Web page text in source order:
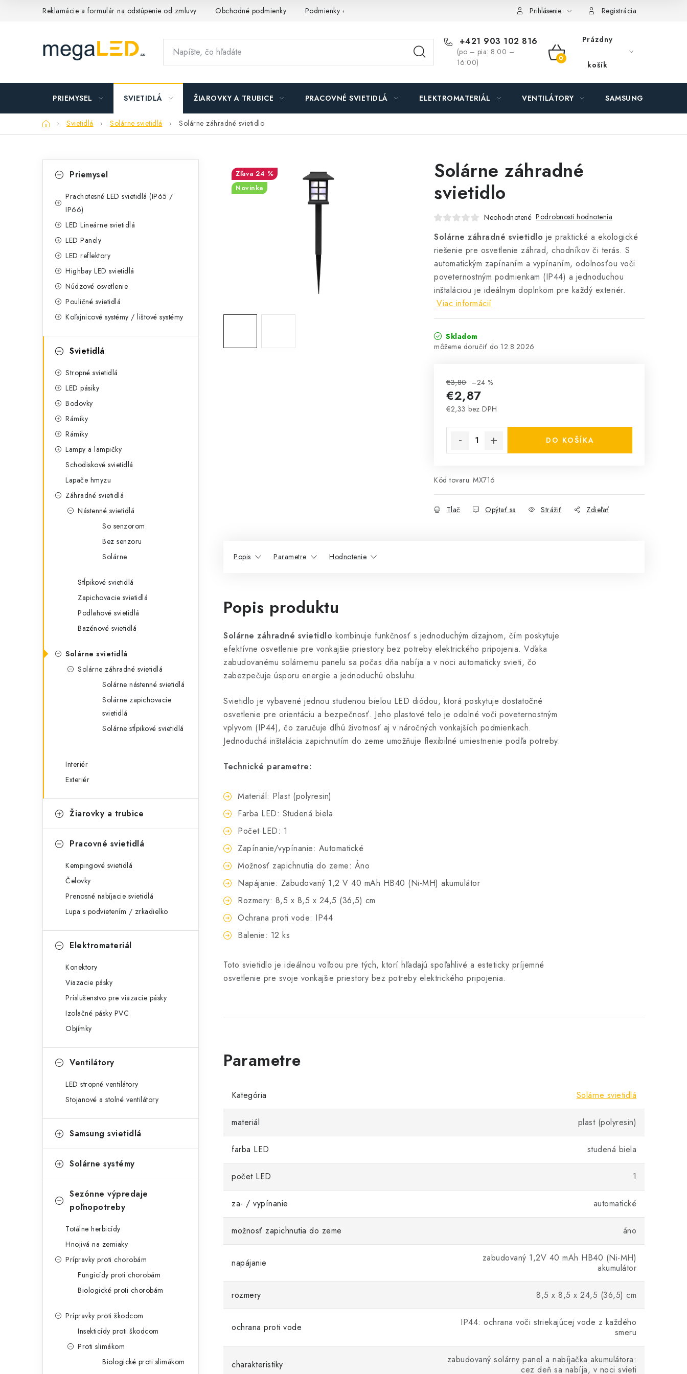
Reklamácie a formulár na odstúpenie od zmluvy Obchodné podmienky Podmienky ochrany osobných údajov O nás - MEGALED & JANTON Zákamenné Zľavy pre profíkov
Prihlásenie Registrácia
+421 903 102 816
(po – pia: 8:00 –
16:00)
NÁKUPNÝ
KOŠÍK
Prázdny
košík
PRIEMYSEL SVIETIDLÁ ŽIAROVKY A TRUBICE PRACOVNÉ SVIETIDLÁ ELEKTROMATERIÁL VENTILÁTORY SAMSUNG SVIETIDLÁ
DomovSvietidlá Solárne svietidlá Solárne záhradné svietidlo
l
kategóriePriemysel
Prachotesné LED svietidlá (IP65 /
IP66)
LED Lineárne svietidlá
LED Panely
LED reflektory
Highbay LED svietidlá
Núdzové osvetlenie
Pouličné svietidlá
Koľajnicové systémy / lištové systémy
Svietidlá
Stropné svietidlá
LED pásiky
Bodovky
Rámiky
Rámiky
Lampy a lampičky
Schodiskové svietidlá
Lapače hmyzu
Záhradné svietidlá
Nástenné svietidlá
So senzorom
Bez senzoru
Solárne
Stĺpikové svietidlá
Zapichovacie svietidlá
Podlahové svietidlá
Bazénové svietidlá
Solárne svietidlá
Solárne záhradné svietidlá
Solárne nástenné svietidlá
Solárne zapichovacie
svietidlá
Solárne stĺpikové svietidlá
Interiér
Exteriér
Žiarovky a trubice
Pracovné svietidlá
Kempingové svietidlá
Čelovky
Prenosné nabíjacie svietidlá
Lupa s podvietením / zrkadielko
Elektromateriál
Konektory
Viazacie pásky
Príslušenstvo pre viazacie pásky
Izolačné pásky PVC
Objímky
Ventilátory
LED stropné ventilátory
Stojanové a stolné ventilátory
Samsung svietidlá
Solárne systémy
Sezónne výpredaje
poľnopotreby
Totálne herbicídy
Hnojivá na zemiaky
Prípravky proti chorobám
Fungicídy proti chorobám
Biologické proti chorobám
Prípravky proti škodcom
Insekticídy proti škodcom
Proti slimákom
Biologické proti slimákom
Solárne záhradné
svietidlo
Neohodnotené Podrobnosti hodnotenia
Solárne záhradné svietidlo je praktické a ekologické
riešenie pre osvetlenie záhrad, chodníkov či terás. S
automatickým zapínaním a vypínaním, odolnosťou voči
poveternostným podmienkam (IP44) a jednoduchou
inštaláciou je ideálnym doplnkom pre každý exteriér.
Viac informácií
Skladom
12.8.2026
€3,80 –24 %
€2,87
€2,33 bez DPH
DO KOŠÍKA
Kód tovaru: MX716
Tlač Opýtať sa Strážiť Zdieľať
24 %
Novinka
Popis Parametre Hodnotenie
Popis produktu
Solárne záhradné svietidlo kombinuje funkčnosť s jednoduchým dizajnom, čím poskytuje
efektívne osvetlenie pre vonkajšie priestory bez potreby elektrického pripojenia. Vďaka
zabudovanému solárnemu panelu sa počas dňa nabíja a v noci automaticky svieti, čo
zabezpečuje úsporu energie a jednoduchú obsluhu.
Svietidlo je vybavené jednou studenou bielou LED diódou, ktorá poskytuje dostatočné
osvetlenie pre orientáciu a bezpečnosť. Jeho plastové telo je odolné voči poveternostným
vplyvom (IP44), čo zaručuje dlhú životnosť aj v náročných vonkajších podmienkach.
Jednoduchá inštalácia zapichnutím do zeme umožňuje flexibilné umiestnenie podľa potreby.
Technické parametre:
Materiál: Plast (polyresin)
Farba LED: Studená biela
Počet LED: 1
Zapínanie/vypínanie: Automatické
Možnosť zapichnutia do zeme: Áno
Napájanie: Zabudovaný 1,2 V 40 mAh HB40 (Ni-MH) akumulátor
Rozmery: 8,5 x 8,5 x 24,5 (36,5) cm
Ochrana proti vode: IP44
Balenie: 12 ks
Toto svietidlo je ideálnou voľbou pre tých, ktorí hľadajú spoľahlivé a esteticky príjemné
osvetlenie pre svoje vonkajšie priestory bez potreby elektrického pripojenia.
Kategória Solárne svietidlá
materiál plast (polyresin)
farba LED studená biela
počet LED 1
za- / vypínanie automatické
možnosť zapichnutia do zeme áno
napájanie
zabudovaný 1,2V 40 mAh HB40 (Ni-MH)
akumulátor
rozmery 8,5 x 8,5 x 24,5 (36,5) cm
ochrana proti vode
IP44: ochrana voči striekajúcej vode z každého
smeru
charakteristiky
zabudovaný solárny panel a nabíjačka akumulátora:
cez deň sa nabíja, v noci svieti